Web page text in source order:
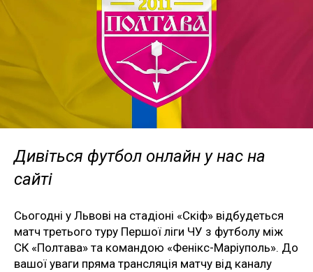
Дивіться футбол онлайн у нас на
сайті
Сьогодні у Львові на стадіоні «Скіф» відбудеться
матч третього туру Першої ліги ЧУ з футболу між
СК «Полтава» та командою «Фенікс-Маріуполь». До
вашої уваги пряма трансляція матчу від каналу